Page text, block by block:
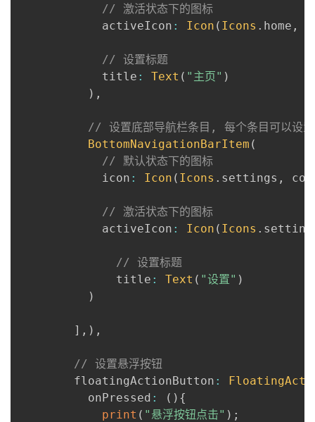
// 激活状态下的图标
            activeIcon
: Icon ( Icons . home ,
// 设置标题
            title
: Text ( "主页" )
) ,
// 设置底部导航栏条目, 每个条目可以设置
BottomNavigationBarItem (
// 默认状态下的图标
            icon
: Icon ( Icons . settings ,
// 激活状态下的图标
            activeIcon
: Icon ( Icons .
// 设置标题
              title
: Text ( "设置" )
)
] , ) ,
// 设置悬浮按钮
        floatingActionButton
:
          onPressed
: ( ) {
print ( "悬浮按钮点击" ) ;